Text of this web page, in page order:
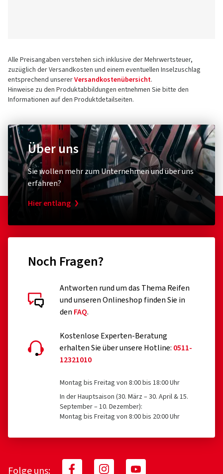
Quatrac PRO
Quatrac PRO 2
Alle Preisangaben verstehen sich inklusive der Mehrwertsteuer,
zuzüglich der Versandkosten und einem eventuellen Inselzuschlag
entsprechend unserer
Versandkostenübersicht.
Hinweise zu den Produktabbildungen entnehmen Sie bitte den
Informationen auf den Produktdetailseiten.
Über uns
Sie wollen mehr zum Unternehmen und über uns
erfahren?
Hier entlang
Noch Fragen?
und unseren Onlineshop finden Sie in
denFAQ.
Kostenlose Experten-Beratung
Montag bis Freitag von 8:00 bis 18:00 Uhr